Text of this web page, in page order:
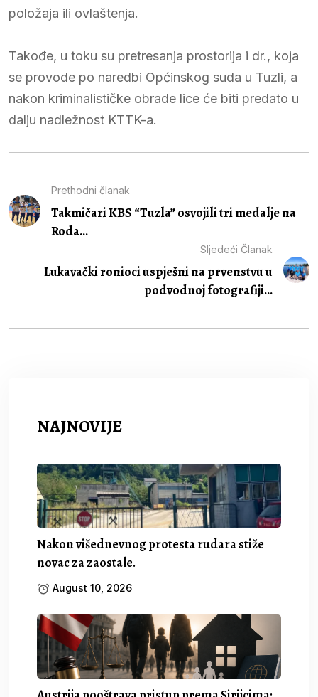
položaja ili ovlaštenja.
Takođe, u toku su pretresanja prostorija i dr., koja
se provode po naredbi Općinskog suda u Tuzli, a
nakon kriminalističke obrade lice će biti predato u
dalju nadležnost KTTK-a.
Prethodni članak
Takmičari KBS “Tuzla” osvojili tri medalje na
Roda...
Sljedeći Članak
Lukavački ronioci uspješni na prvenstvu u
podvodnoj fotografiji...
NAJNOVIJE
Nakon višednevnog protesta rudara stiže
novac za zaostale.
August 10, 2026